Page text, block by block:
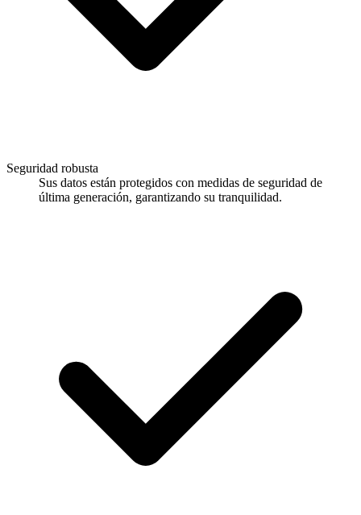
Seguridad robusta
Sus datos están protegidos con medidas de seguridad de
última generación, garantizando su tranquilidad.